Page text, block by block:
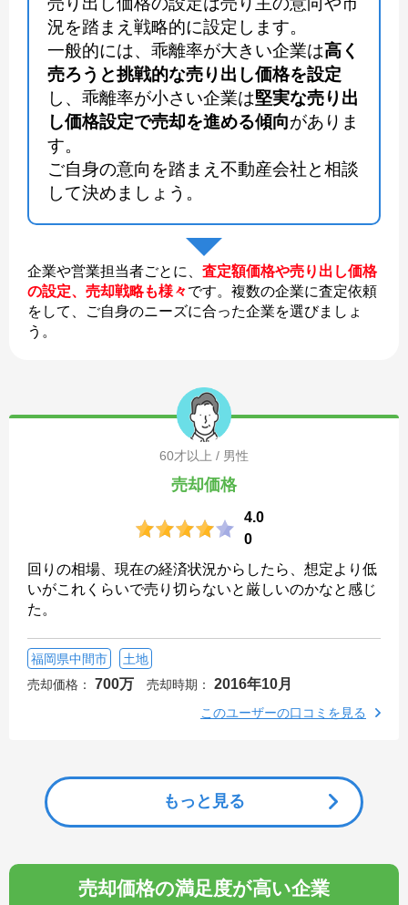
況を踏まえ戦略的に設定します。
一般的には、乖離率が大きい企業は高く
売ろうと挑戦的な売り出し価格を設定
し、乖離率が小さい企業は堅実な売り出
し価格設定で売却を進める傾向がありま
す。
ご自身の意向を踏まえ不動産会社と相談
して決めましょう。
企業や営業担当者ごとに、 査定額価格や売り出し価格
の設定、売却戦略も様々です。複数の企業に査定依頼
をして、ご自身のニーズに合った企業を選びましょ
う。
60才以上 / 男性
売却価格
4.0
0
回りの相場、現在の経済状況からしたら、想定より低
いがこれくらいで売り切らないと厳しいのかなと感じ
た。
福岡県中間市
土地
売却価格：
700万 売却時期： 2016年10月
このユーザーの口コミを見る
もっと見る
売却価格の満足度が高い企業